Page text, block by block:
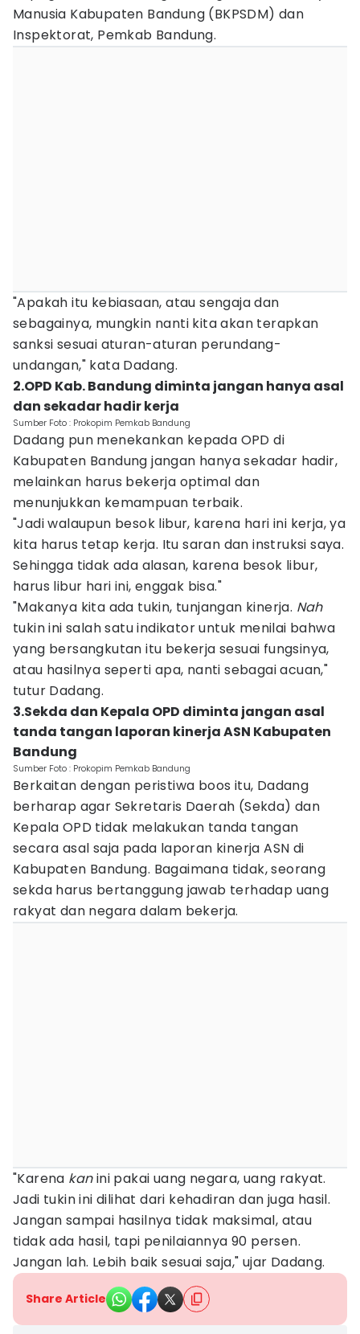
Manusia Kabupaten Bandung (BKPSDM) dan
Inspektorat, Pemkab Bandung.
"Apakah itu kebiasaan, atau sengaja dan
sebagainya, mungkin nanti kita akan terapkan
sanksi sesuai aturan-aturan perundang-
undangan," kata Dadang.
2.OPD Kab. Bandung diminta jangan hanya asal
dan sekadar hadir kerja
Sumber Foto : Prokopim Pemkab Bandung
Dadang pun menekankan kepada OPD di
Kabupaten Bandung jangan hanya sekadar hadir,
melainkan harus bekerja optimal dan
menunjukkan kemampuan terbaik.
"Jadi walaupun besok libur, karena hari ini kerja, ya
kita harus tetap kerja. Itu saran dan instruksi saya.
Sehingga tidak ada alasan, karena besok libur,
harus libur hari ini, enggak bisa."
"Makanya kita ada tukin, tunjangan kinerja. Nah
tukin ini salah satu indikator untuk menilai bahwa
yang bersangkutan itu bekerja sesuai fungsinya,
atau hasilnya seperti apa, nanti sebagai acuan,"
tutur Dadang.
3.Sekda dan Kepala OPD diminta jangan asal
tanda tangan laporan kinerja ASN Kabupaten
Bandung
Sumber Foto : Prokopim Pemkab Bandung
Berkaitan dengan peristiwa boos itu, Dadang
berharap agar Sekretaris Daerah (Sekda) dan
Kepala OPD tidak melakukan tanda tangan
secara asal saja pada laporan kinerja ASN di
Kabupaten Bandung. Bagaimana tidak, seorang
sekda harus bertanggung jawab terhadap uang
rakyat dan negara dalam bekerja.
"Karena kanini pakai uang negara, uang rakyat.
Jadi tukin ini dilihat dari kehadiran dan juga hasil.
Jangan sampai hasilnya tidak maksimal, atau
tidak ada hasil, tapi penilaiannya 90 persen.
Jangan lah. Lebih baik sesuai saja," ujar Dadang.
Share Article